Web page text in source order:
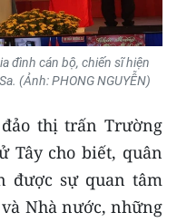
đình cán bộ, chiến sĩ hiện
(Ảnh: PHONG NGUYỄN)
thị trấn Trường
Tây cho biết, quân
được sự quan tâm
Nhà nước, những